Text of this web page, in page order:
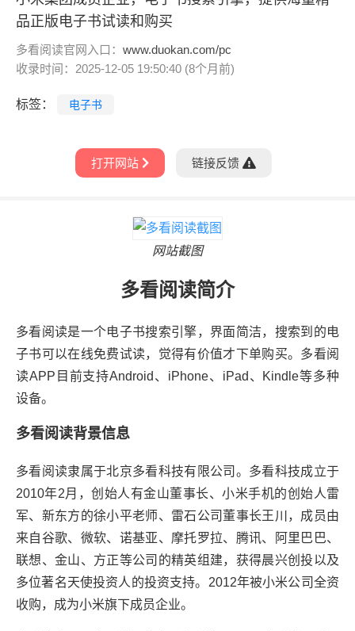
品正版电子书试读和购买
多看阅读官网入口： www.duokan.com/pc
收录时间：2025-12-05 19:50:40 (8个月前)
标签： 电子书
打开网站 链接反馈
网站截图
多看阅读简介
多看阅读是一个电子书搜索引擎，界面简洁，搜索到的电
子书可以在线免费试读，觉得有价值才下单购买。多看阅
读APP目前支持Android、iPhone、iPad、Kindle等多种
设备。
多看阅读背景信息
多看阅读隶属于北京多看科技有限公司。多看科技成立于
2010年2月，创始人有金山董事长、小米手机的创始人雷
军、新东方的徐小平老师、雷石公司董事长王川，成员由
来自谷歌、微软、诺基亚、摩托罗拉、腾讯、阿里巴巴、
联想、金山、方正等公司的精英组建，获得晨兴创投以及
多位著名天使投资人的投资支持。2012年被小米公司全资
收购，成为小米旗下成员企业。